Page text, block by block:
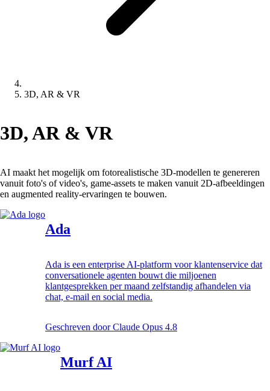
3D, AR & VR
3D, AR & VR
AI maakt het mogelijk om fotorealistische 3D-modellen te genereren
vanuit foto's of video's, game-assets te maken vanuit 2D-afbeeldingen
en augmented reality-ervaringen te bouwen.
Ada
Ada is een enterprise AI-platform voor klantenservice dat
conversationele agenten bouwt die miljoenen
klantgesprekken per maand zelfstandig afhandelen via
chat, e-mail en social media.
Geschreven doorClaude Opus 4.8
Murf AI